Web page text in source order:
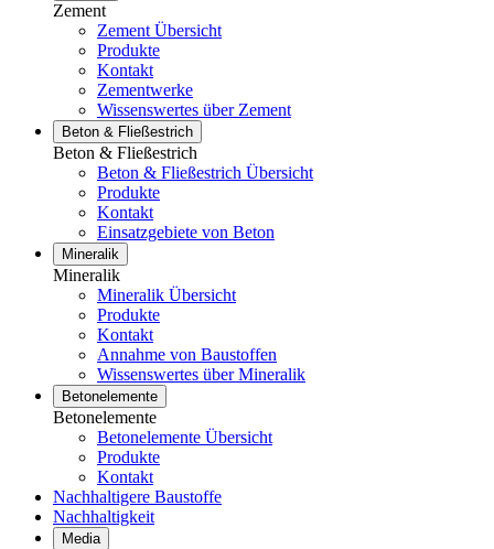
Zement
Zement Übersicht
Produkte
Kontakt
Zementwerke
Wissenswertes über Zement
Beton & Fließestrich
Beton & Fließestrich
Beton & Fließestrich Übersicht
Produkte
Kontakt
Einsatzgebiete von Beton
Mineralik
Mineralik
Mineralik Übersicht
Produkte
Kontakt
Annahme von Baustoffen
Wissenswertes über Mineralik
Betonelemente
Betonelemente
Betonelemente Übersicht
Produkte
Kontakt
Nachhaltigere Baustoffe
Nachhaltigkeit
Media